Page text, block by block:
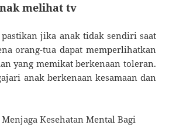
melihat tv
jika anak tidak sendiri saat
orang-tua dapat memperlihatkan
yang memikat berkenaan toleran.
anak berkenaan kesamaan dan
Menjaga Kesehatan Mental Bagi